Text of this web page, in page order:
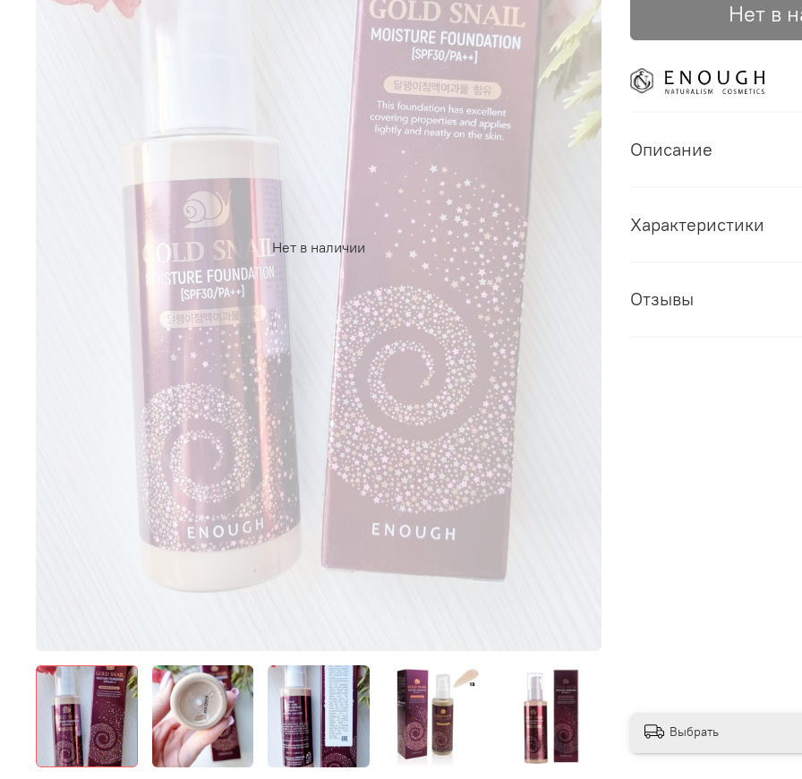
Нет в наличии
Нет в
Описание
Характеристики
Отзывы
Выбрать